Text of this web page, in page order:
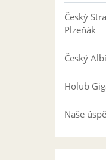
Český
Plzeňák
Český
Holub
Naše